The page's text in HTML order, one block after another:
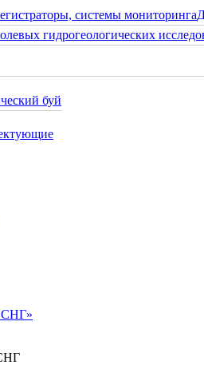
системы мониторинга
гидрогеологических
буй
СНГ»